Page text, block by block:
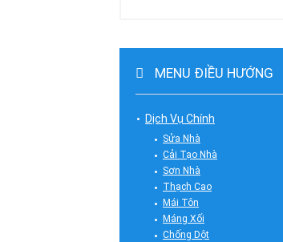
MENU ĐIỀU HƯỚNG
Dịch Vụ Chính
Sửa Nhà
Cải Tạo Nhà
Sơn Nhà
Thạch Cao
Mái Tôn
Máng Xối
Chống Dột